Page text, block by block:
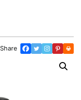
Share